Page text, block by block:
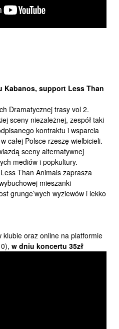
Kabanos, support Less Than
Dramatycznej trasy vol 2.
sceny niezależnej, zespół taki
kontraktu i wsparcia
całej Polsce rzeszę wielbicieli.
sceny alternatywnej
mediów i popkultury.
Than Animals zaprasza
mieszanki
grunge’wych wyziewów i lekko
klubie oraz online na platformie
w dniu koncertu 35zł